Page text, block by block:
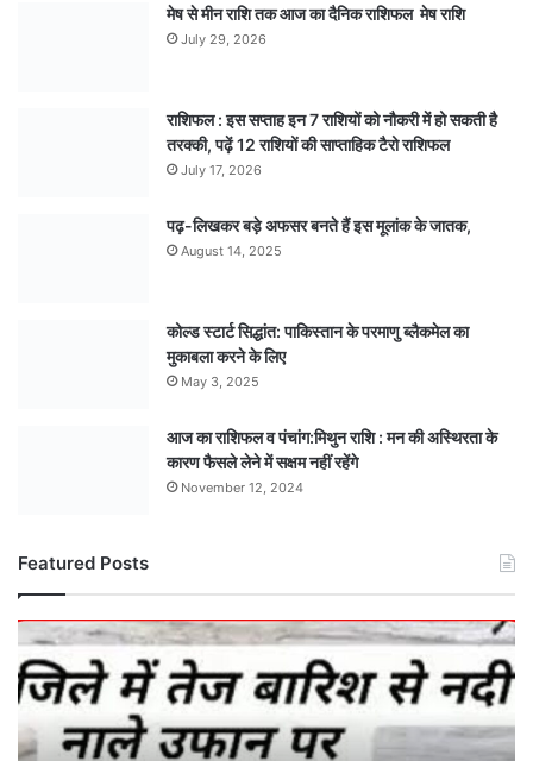
मेष से मीन राशि तक आज का दैनिक राशिफल मेष राशि
July 29, 2026
राशिफल : इस सप्ताह इन 7 राशियों को नौकरी में हो सकती है
तरक्की, पढ़ें 12 राशियों की साप्ताहिक टैरो राशिफल
July 17, 2026
पढ़-लिखकर बड़े अफसर बनते हैं इस मूलांक के जातक,
August 14, 2025
कोल्ड स्टार्ट सिद्धांत: पाकिस्तान के परमाणु ब्लैकमेल का
मुकाबला करने के लिए
May 3, 2025
आज का राशिफल व पंचांग:मिथुन राशि : मन की अस्थिरता के
कारण फैसले लेने में सक्षम नहीं रहेंगे
November 12, 2024
Featured Posts
अपडेट
:
आज
सुबह
तक